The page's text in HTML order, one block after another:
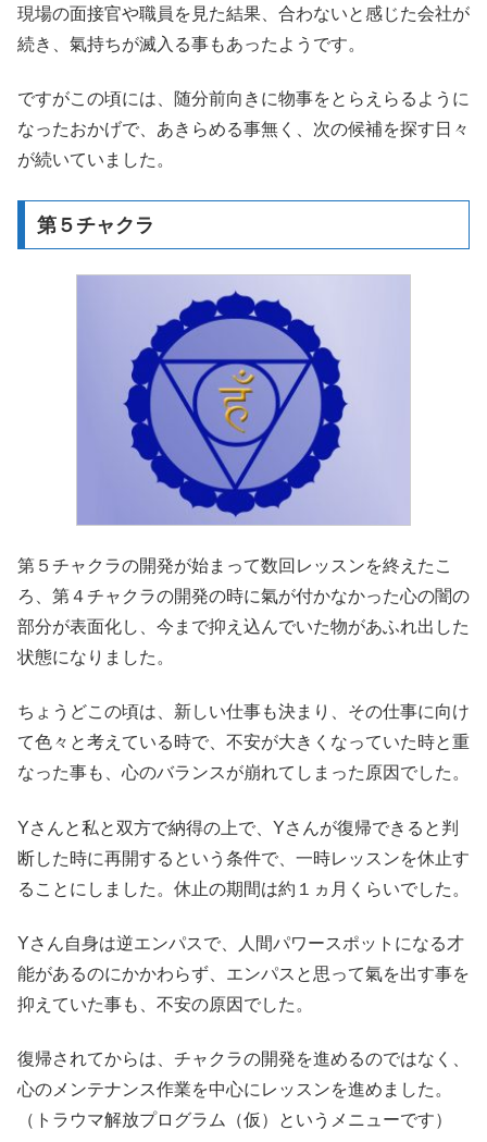
現場の面接官や職員を見た結果、合わないと感じた会社が
続き、氣持ちが滅入る事もあったようです。
ですがこの頃には、随分前向きに物事をとらえらるように
なったおかげで、あきらめる事無く、次の候補を探す日々
が続いていました。
第５チャクラ
第５チャクラの開発が始まって数回レッスンを終えたこ
ろ、第４チャクラの開発の時に氣が付かなかった心の闇の
部分が表面化し、今まで抑え込んでいた物があふれ出した
状態になりました。
ちょうどこの頃は、新しい仕事も決まり、その仕事に向け
て色々と考えている時で、不安が大きくなっていた時と重
なった事も、心のバランスが崩れてしまった原因でした。
Yさんと私と双方で納得の上で、Yさんが復帰できると判
断した時に再開するという条件で、一時レッスンを休止す
ることにしました。休止の期間は約１ヵ月くらいでした。
Yさん自身は逆エンパスで、人間パワースポットになる才
能があるのにかかわらず、エンパスと思って氣を出す事を
抑えていた事も、不安の原因でした。
復帰されてからは、チャクラの開発を進めるのではなく、
心のメンテナンス作業を中心にレッスンを進めました。
（トラウマ解放プログラム（仮）というメニューです）